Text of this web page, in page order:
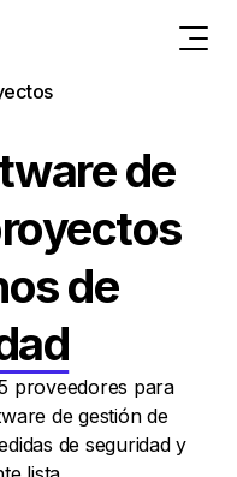
de
de
proveedores para
de gestión de
de seguridad y